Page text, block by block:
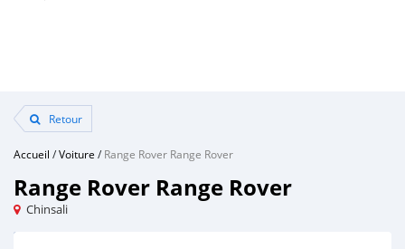
Retour
Accueil /Voiture /Range Rover Range Rover
Range Rover Range Rover
Chinsali